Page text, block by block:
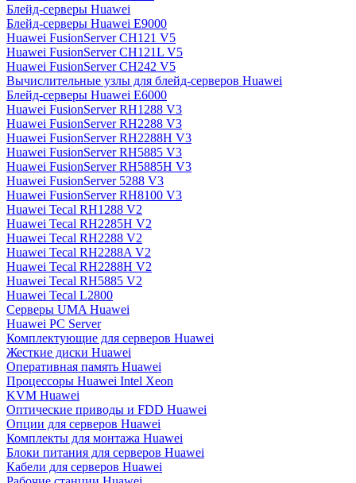
Блейд-серверы Huawei
Блейд-серверы Huawei E9000
Huawei FusionServer CH121 V5
Huawei FusionServer CH121L V5
Huawei FusionServer CH242 V5
Вычислительные узлы для блейд-серверов Huawei
Блейд-серверы Huawei E6000
Huawei FusionServer RH1288 V3
Huawei FusionServer RH2288 V3
Huawei FusionServer RH2288H V3
Huawei FusionServer RH5885 V3
Huawei FusionServer RH5885H V3
Huawei FusionServer 5288 V3
Huawei FusionServer RH8100 V3
Huawei Tecal RH1288 V2
Huawei Tecal RH2285H V2
Huawei Tecal RH2288 V2
Huawei Tecal RH2288A V2
Huawei Tecal RH2288H V2
Huawei Tecal RH5885 V2
Huawei Tecal L2800
Серверы UMA Huawei
Huawei PC Server
Комплектующие для серверов Huawei
Жесткие диски Huawei
Оперативная память Huawei
Процессоры Huawei Intel Xeon
KVM Huawei
Оптические приводы и FDD Huawei
Опции для серверов Huawei
Комплекты для монтажа Huawei
Блоки питания для серверов Huawei
Кабели для серверов Huawei